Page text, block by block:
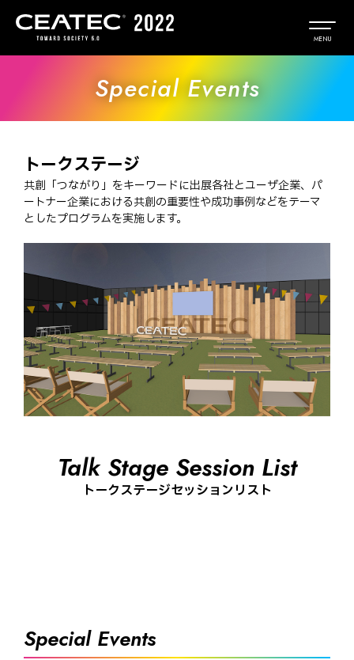
EN
Special Events
トークステージ
共創「つながり」をキーワードに出展各社とユーザ企業、パ
ートナー企業における共創の重要性や成功事例などをテーマ
としたプログラムを実施します。
Talk Stage Session List
トークステージセッションリスト
Special Events